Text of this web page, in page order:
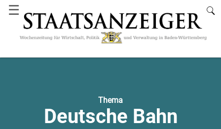
☰
Thema
Deutsche Bahn